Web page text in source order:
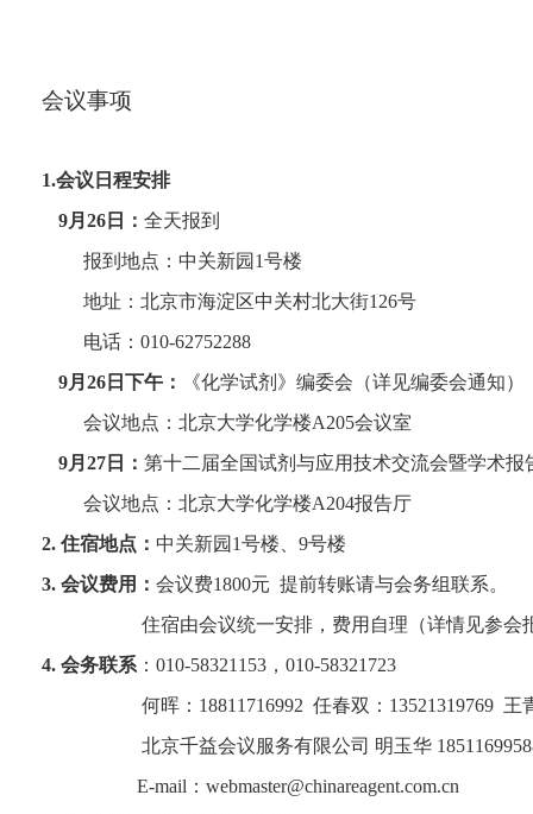
会议事项
1.会议日程安排
9月 26 日： 全天报到
报到地点：中关新园 1号楼
地址：北京市海淀区中关村北大街126号
电话： 010-62752288
9月 26 日下午：
《化学试剂》编委会（详见编委会通知）
会议地点：北京大学化学楼A205会议室
9月 27 日： 第十二届全国试剂与应用技术交流会暨学术报
会议地点：北京大学化学楼A204报告厅
2. 住宿地点： 中关新园 1号楼、 9号楼
3. 会议费用： 会议费1800元 提前转账请与会务组联系。
住宿由会议统一安排， 费用自理（详情见参会
4. 会务联系 ： 010-58321153 ， 010-58321723
何晖： 18811716992 任春双： 13521319769 王
北京千益会议服务有限公司 明玉华
E-mail ： webmaster@chinareagent.com.cn